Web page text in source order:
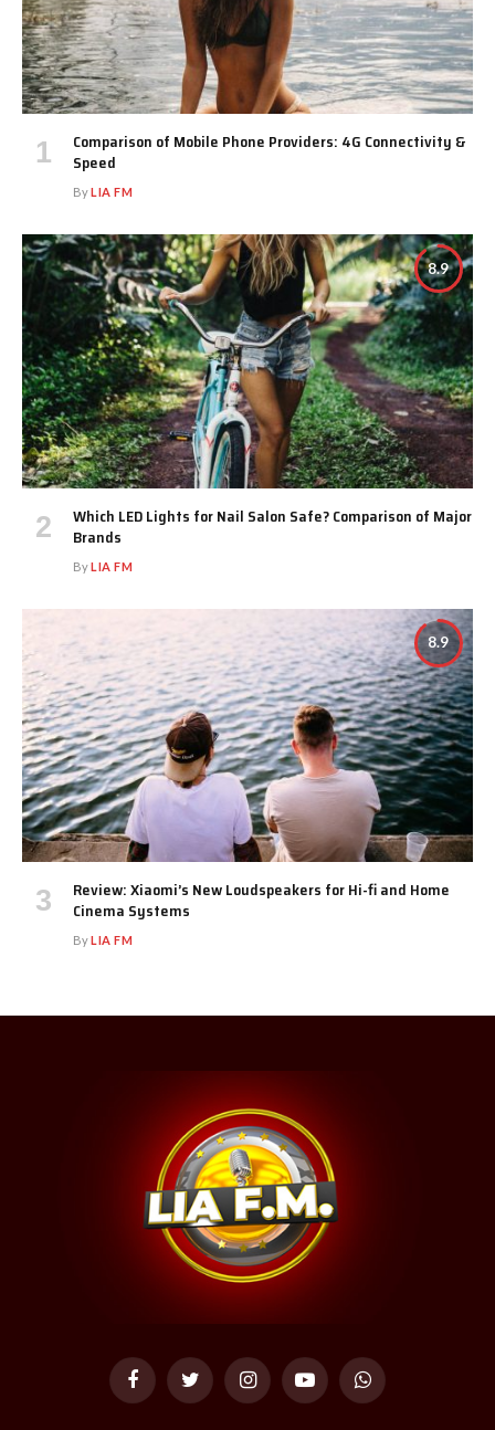
Comparison of Mobile Phone Providers: 4G Connectivity &
Speed
ByLIA FM
8.9
Which LED Lights for Nail Salon Safe? Comparison of Major
Brands
ByLIA FM
8.9
Review: Xiaomi’s New Loudspeakers for Hi-fi and Home
Cinema Systems
ByLIA FM
FacebookTwitter InstagramYouTubeWhatsApp